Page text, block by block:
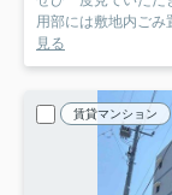
用部には敷地内ごみ
見る
賃貸マンション